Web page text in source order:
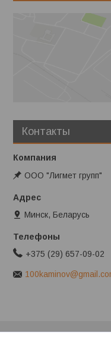
Контакты
ООО "Лигмет групп"
Минск, Беларусь
+375 (29) 657-09-02